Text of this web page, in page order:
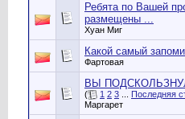
Ребята по Вашей
размещены ...
Хуан Миг
Какой самый
Фартовая
ВЫ
( 1 2 3 Последняя
Маргарет